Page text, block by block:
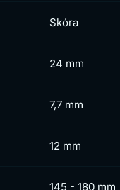
Skóra
24 mm
7,7 mm
12 mm
145 - 180 mm